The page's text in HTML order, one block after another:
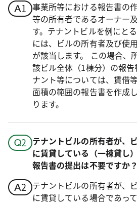
事業所等における報告書の
等の所有者であるオーナー
す。テナントビルを例にと
には、ビルの所有者及び使
が該当します。 この場合、
該ビル全体（1棟分）の報
ナント等については、賃借
面積の範囲の報告書を作成
ります。
テナントビルの所有者が、
に賃貸している（一棟貸し
報告書の提出は不要ですか？
テナントビルの所有者が、
に賃貸している場合であっ